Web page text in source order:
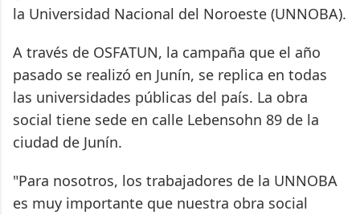
la Universidad Nacional del Noroeste (UNNOBA).
A través de OSFATUN, la campaña que el año
pasado se realizó en Junín, se replica en todas
las universidades públicas del país. La obra
social tiene sede en calle Lebensohn 89 de la
ciudad de Junín.
"Para nosotros, los trabajadores de la UNNOBA
es muy importante que nuestra obra social